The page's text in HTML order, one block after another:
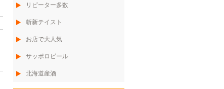
リピーター多数
斬新テイスト
お店で大人気
サッポロビール
北海道産酒